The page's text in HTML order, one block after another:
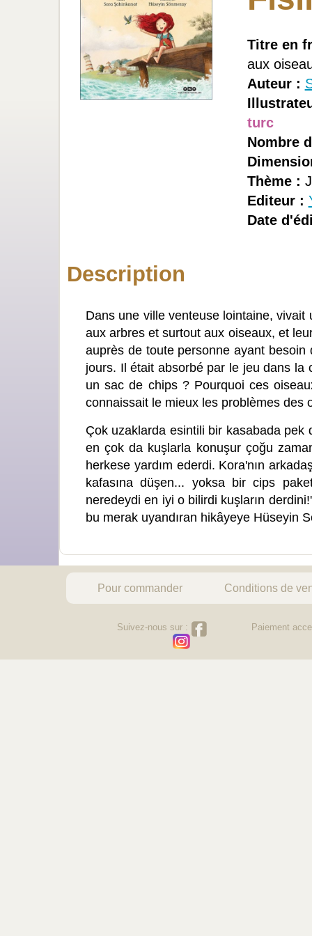
Titre en
aux
Auteur :
turc
Nombre
Thème :
Editeur :
Date
Description
Dans une ville venteuse lointaine,
aux arbres et surtout aux oiseaux, et
auprès de toute personne ayant
jours. Il était absorbé par le jeu dans la
un sac de chips ? Pourquoi ces
connaissait le mieux les problèmes des
Çok uzaklarda esintili bir kasabada pek
en çok da kuşlarla konuşur çoğu
herkese yardım ederdi. Kora'nın
kafasına düşen... yoksa bir cips
neredeydi en iyi o bilirdi kuşların
bu merak uyandıran hikâyeye Hüseyin
Pour commander Conditions de
Suivez-nous sur : Paiement